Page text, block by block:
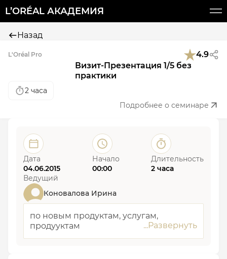
L’ORÉAL АКАДЕМИЯ
Назад
L'Oréal Pro
4.9
Визит-Презентация 1/5 без
практики
2 часа
Подробнее о семинаре
Дата
04.06.2015
Начало
00:00
Длительность
2 часа
Ведущий
Коновалова Ирина
по новым продуктам, услугам,
продууктам